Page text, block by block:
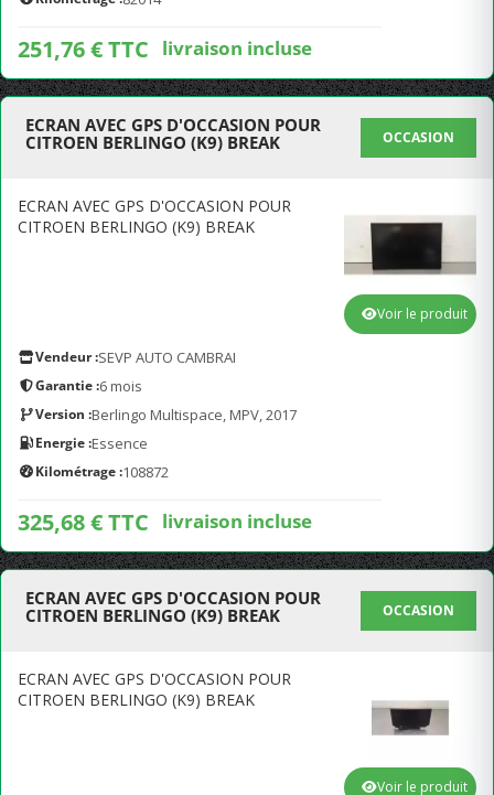
251,76 € TTC livraison incluse
ECRAN AVEC GPS D'OCCASION POUR
CITROEN BERLINGO (K9) BREAK
OCCASION
ECRAN AVEC GPS D'OCCASION POUR
CITROEN BERLINGO (K9) BREAK
Vendeur :SEVP AUTO CAMBRAI
Garantie :6 mois
Version :Berlingo Multispace, MPV, 2017
Energie :Essence
Kilométrage :108872
325,68 € TTC livraison incluse
Voir le produit
ECRAN AVEC GPS D'OCCASION POUR
CITROEN BERLINGO (K9) BREAK
OCCASION
ECRAN AVEC GPS D'OCCASION POUR
CITROEN BERLINGO (K9) BREAK
Voir le produit